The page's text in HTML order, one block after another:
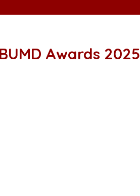
Awards 2025